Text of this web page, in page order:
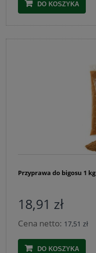
DO KOSZYKA
Przyprawa do bigosu 1 kg
18,91 zł
Cena netto: 17,51 zł
DO KOSZYKA